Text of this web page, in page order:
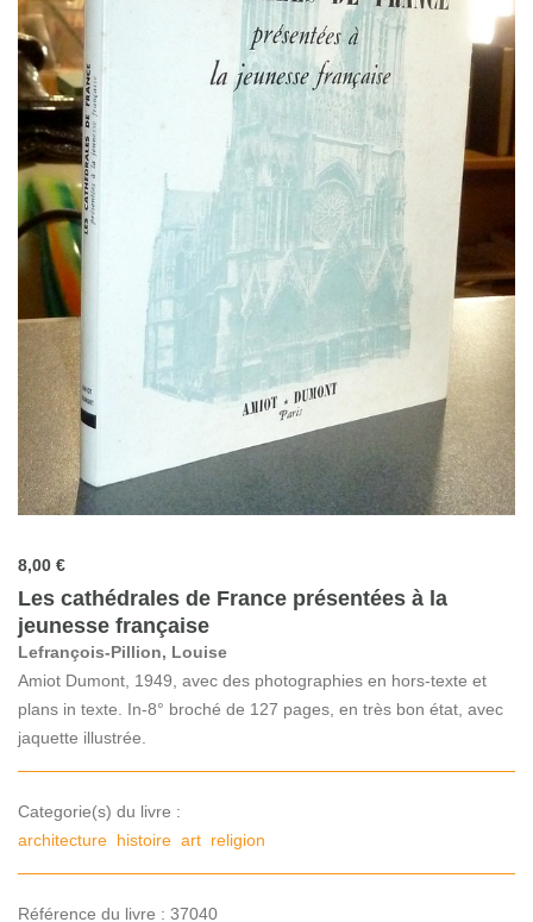
8,00 €
Les cathédrales de France présentées à la
jeunesse française
Lefrançois-Pillion, Louise
Amiot Dumont, 1949, avec des photographies en hors-texte et
plans in texte. In-8° broché de 127 pages, en très bon état, avec
jaquette illustrée.
Categorie(s) du livre :
architecture histoire art religion
Référence du livre : 37040